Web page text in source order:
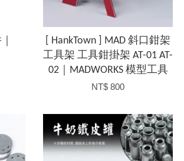
[ HankTown ] MAD 斜口鉗架
工具架 工具鉗掛架 AT-01 AT-
02｜MADWORKS 模型工具
NT$ 800